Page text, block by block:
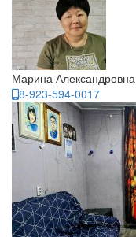
Марина Александровна
8-923-594-0017